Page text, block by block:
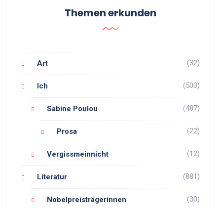
Themen erkunden
Art (32)
Ich (500)
Sabine Poulou (487)
Prosa (22)
Vergissmeinnicht (12)
Literatur (881)
Nobelpreisträgerinnen (30)